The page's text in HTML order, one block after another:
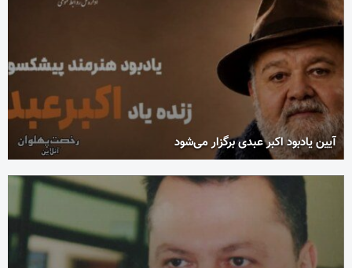
آیین یادبود اکبر عبدی برگزار می‌شود